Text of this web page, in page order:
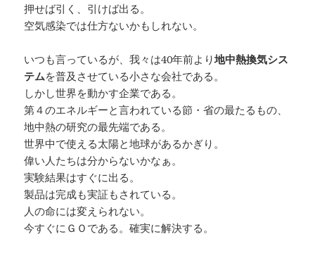
押せば引く、引けば出る。
空気感染では仕方ないかもしれない。
いつも言っているが、我々は40年前より地中熱換気シス
テムを普及させている小さな会社である。
しかし世界を動かす企業である。
第４のエネルギーと言われている節・省の最たるもの、
地中熱の研究の最先端である。
世界中で使える太陽と地球があるかぎり。
偉い人たちは分からないかなぁ。
実験結果はすぐに出る。
製品は完成も実証もされている。
人の命には変えられない。
今すぐにＧＯである。確実に解決する。